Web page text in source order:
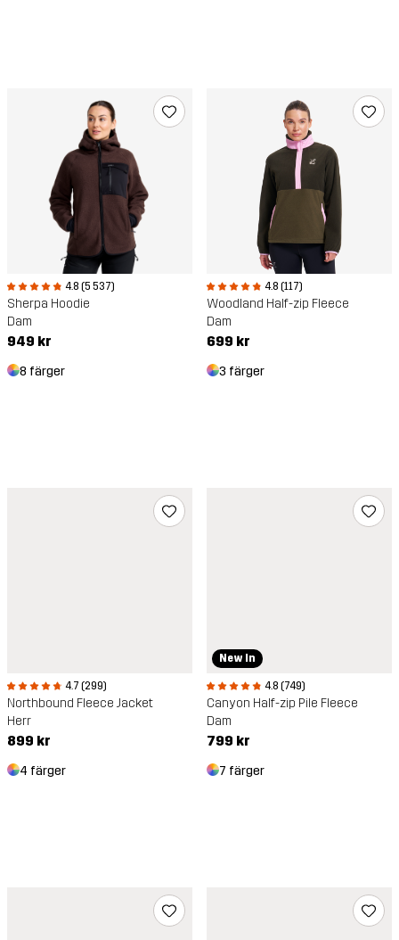
4.8 (5 537)
Sherpa Hoodie
Dam
949 kr
8 färger
4.8 (117)
Woodland Half-zip Fleece
Dam
699 kr
3 färger
4.7 (299)
Northbound Fleece Jacket
Herr
899 kr
4 färger
New In
4.8 (749)
Canyon Half-zip Pile Fleece
Dam
799 kr
7 färger